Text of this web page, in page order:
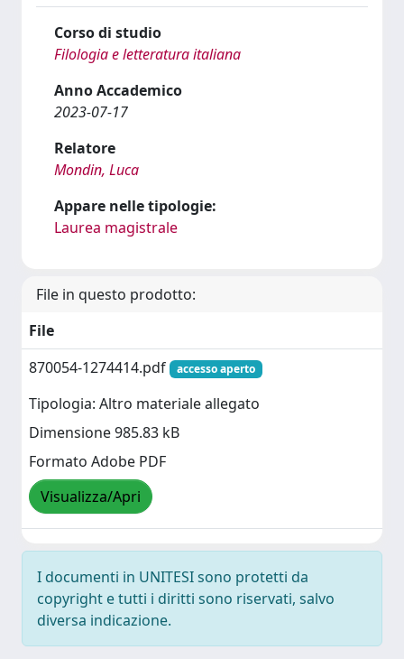
Corso di studio
Filologia e letteratura italiana
Anno Accademico
2023-07-17
Relatore
Mondin, Luca
Appare nelle tipologie:
Laurea magistrale
File in questo prodotto:
File
870054-1274414.pdf
accesso aperto
Tipologia: Altro materiale allegato
Dimensione 985.83 kB
Formato Adobe PDF
Visualizza/Apri
I documenti in UNITESI sono protetti da
copyright e tutti i diritti sono riservati, salvo
diversa indicazione.